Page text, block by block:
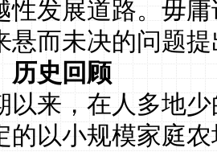
性发展道路。毋
悬而未决的问题提
历史回顾
以来，在人多地
的以小规模家庭